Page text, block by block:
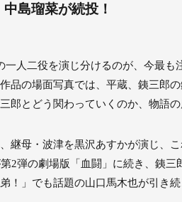
島瑠菜が続投！
人二役を演じ分けるのが、今最も
品の場面写真では、平蔵、銕三郎
郎とどう関わっていくのか、物語の
母・波津を黒沢あすかが演じ、
2弾の劇場版「血闘」に続き、銕
」でも話題の山口馬木也が引き続